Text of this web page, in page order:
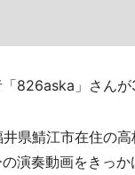
826aska」さんが
県鯖江市在住の
演奏動画をきっ